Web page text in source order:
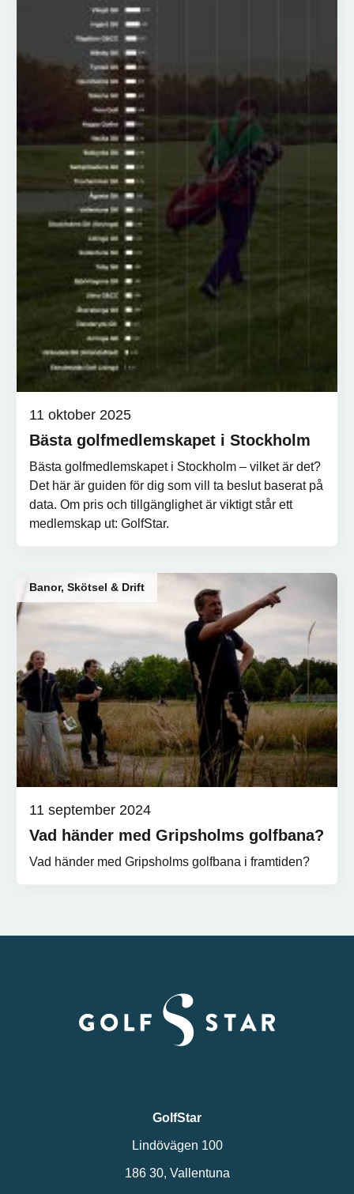
11 oktober 2025
Bästa golfmedlemskapet i Stockholm
Bästa golfmedlemskapet i Stockholm – vilket är det?
Det här är guiden för dig som vill ta beslut baserat på
data. Om pris och tillgänglighet är viktigt står ett
medlemskap ut: GolfStar.
Banor, Skötsel & Drift
11 september 2024
Vad händer med Gripsholms golfbana?
Vad händer med Gripsholms golfbana i framtiden?
GolfStar
Lindövägen 100
186 30, Vallentuna